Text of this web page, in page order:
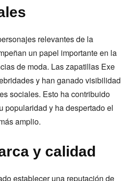
relevantes de la
un papel importante en la
de moda. Las zapatillas Exe
y han ganado visibilidad
sociales. Esto ha contribuido
popularidad y ha despertado el
amplio.
y calidad
establecer una reputación de